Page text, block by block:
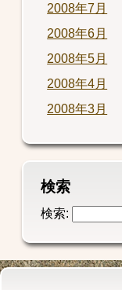
2008年7月
2008年6月
2008年5月
2008年4月
2008年3月
検索
検索: